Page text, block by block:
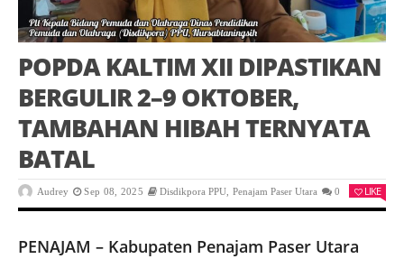
POPDA KALTIM XII DIPASTIKAN
BERGULIR 2–9 OKTOBER,
TAMBAHAN HIBAH TERNYATA
BATAL
Audrey Sep 08, 2025 Disdikpora PPU Penajam Paser Utara 0 LIKE
PENAJAM – Kabupaten Penajam Paser Utara